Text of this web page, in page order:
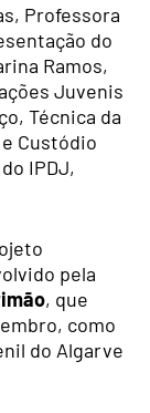
Professora
do
Ramos,
Juvenis
Técnica da
Custódio
IPDJ,
pela
, que
como
do Algarve